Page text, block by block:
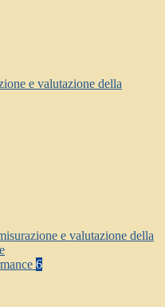
e valutazione della
e valutazione della
6